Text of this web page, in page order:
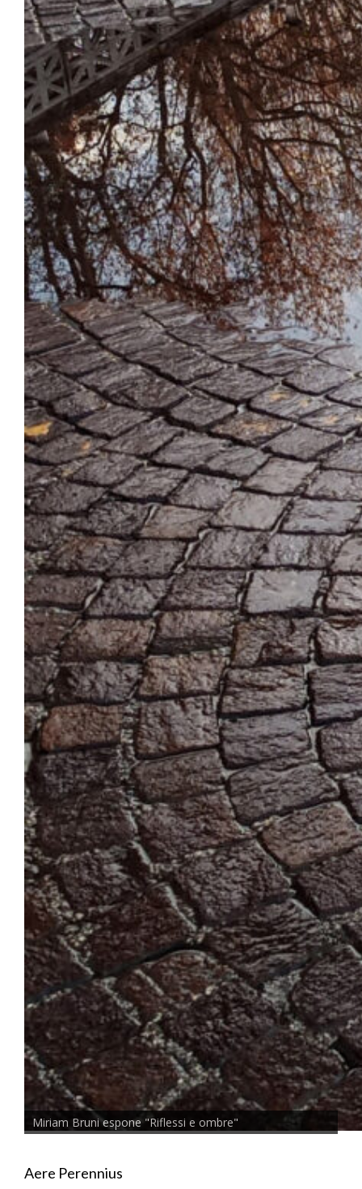
Miriam Bruni espone "Riflessi e ombre"
Aere Perennius